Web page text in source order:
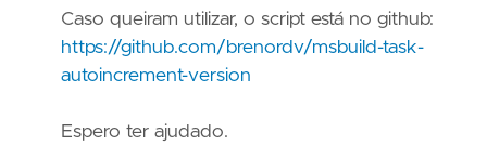
Caso queiram utilizar, o script está no github:
https://github.com/brenordv/msbuild-task-
autoincrement-version
Espero ter ajudado.